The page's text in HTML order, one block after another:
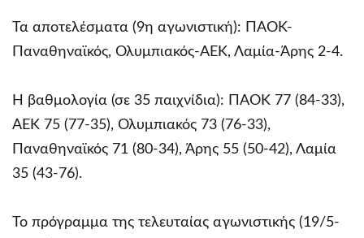
Τα αποτελέσματα (9η αγωνιστική): ΠΑΟΚ-
Παναθηναϊκός, Ολυμπιακός-ΑΕΚ, Λαμία-Άρης 2-4.
Η βαθμολογία (σε 35 παιχνίδια): ΠΑΟΚ 77 (84-33),
ΑΕΚ 75 (77-35), Ολυμπιακός 73 (76-33),
Παναθηναϊκός 71 (80-34), Άρης 55 (50-42), Λαμία
35 (43-76).
Το πρόγραμμα της τελευταίας αγωνιστικής (19/5-